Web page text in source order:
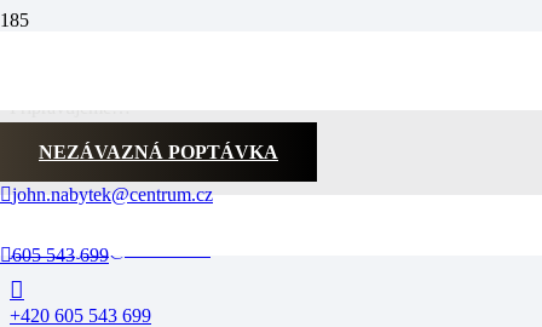
NEZÁVAZNÁ POPTÁVKA
john.nabytek@centrum.cz
605 543 699
Připravujeme…
KONTAKT
john.nabytek@centrum.cz
+420 605 543 699